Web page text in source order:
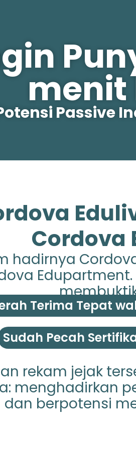
menit
Passive
Cordova
hadirnya
Terima Tepat
Sudah Pecah
rekam jejak
menghadirkan
dan berpotensi